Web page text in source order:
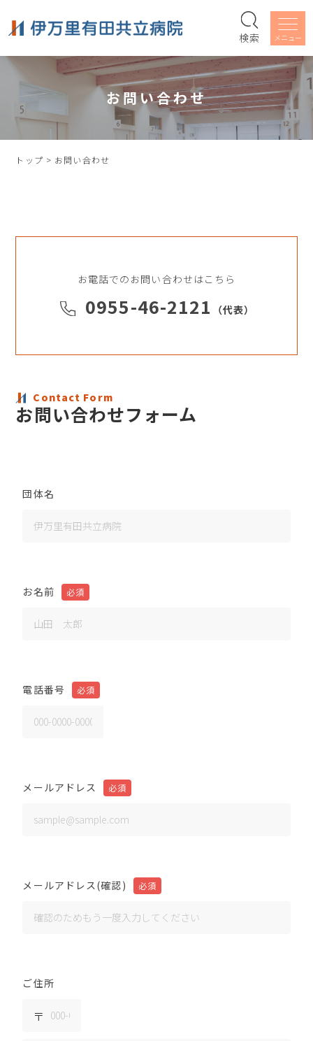
検索
お問い合わせ
トップ > お問い合わせ
お電話でのお問い合わせはこちら
0955-46-2121 （代表）
Contact Form
お問い合わせフォーム
団体名
お名前
電話番号
メールアドレス
メールアドレス(確認)
ご住所